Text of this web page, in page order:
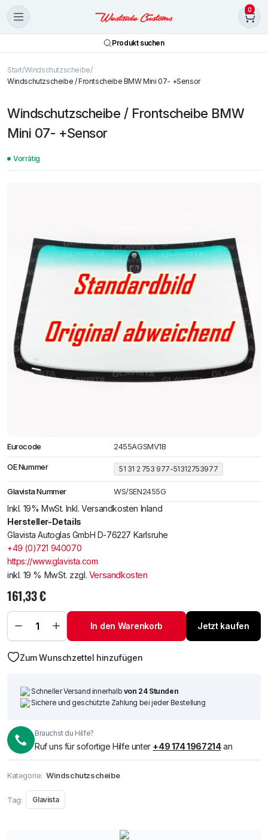
0
Produkt suchen
Start Windschutzscheibe
Windschutzscheibe / Frontscheibe BMW Mini 07- +Sensor
Windschutzscheibe / Frontscheibe BMW
Mini 07- +Sensor
Vorrätig
Eurocode 2455AGSMV1B
OE Nummer 51 31 2 753 977-51312753977
Glavista Nummer WS/SEN2455G
Inkl. 19% MwSt. Inkl. Versandkosten Inland
Hersteller-Details
Glavista Autoglas GmbH D-76227 Karlsruhe
+49 (0)721 940070
https://www.glavista.com
inkl. 19 % MwSt. zzgl. Versandkosten
161,33€
Windschutzscheibe
/ Frontscheibe
BMW Mini 07-
+Sensor Menge
In den Warenkorb Jetzt kaufen
Zum Wunschzettel hinzufügen
Schneller Versand innerhalb von 24 Stunden
Sichere und geschützte Zahlung bei jeder Bestellung
Brauchst du Hilfe?
Ruf uns für sofortige Hilfe unter +49 174 1967214an
Kategorie: Windschutzscheibe
Tag: Glavista